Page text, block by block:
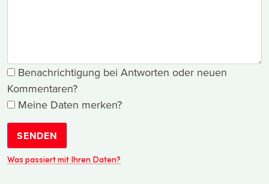
Benachrichtigung bei Antworten oder neuen
Kommentaren?
Meine Daten merken?
SENDEN
Was passiert mit Ihren Daten?